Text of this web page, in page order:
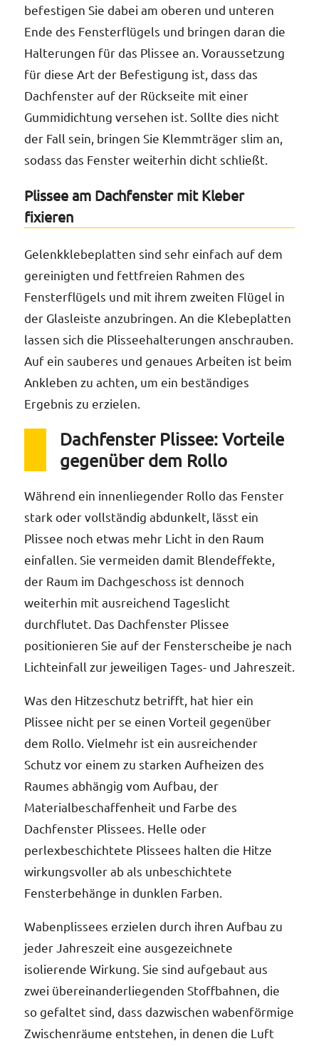
befestigen Sie dabei am oberen und unteren
Ende des Fensterflügels und bringen daran die
Halterungen für das Plissee an. Voraussetzung
für diese Art der Befestigung ist, dass das
Dachfenster auf der Rückseite mit einer
Gummidichtung versehen ist. Sollte dies nicht
der Fall sein, bringen Sie Klemmträger slim an,
sodass das Fenster weiterhin dicht schließt.
Plissee am Dachfenster mit Kleber
fixieren
Gelenkklebeplatten sind sehr einfach auf dem
gereinigten und fettfreien Rahmen des
Fensterflügels und mit ihrem zweiten Flügel in
der Glasleiste anzubringen. An die Klebeplatten
lassen sich die Plisseehalterungen anschrauben.
Auf ein sauberes und genaues Arbeiten ist beim
Ankleben zu achten, um ein beständiges
Ergebnis zu erzielen.
Dachfenster Plissee: Vorteile
gegenüber dem Rollo
Während ein innenliegender Rollo das Fenster
stark oder vollständig abdunkelt, lässt ein
Plissee noch etwas mehr Licht in den Raum
einfallen. Sie vermeiden damit Blendeffekte,
der Raum im Dachgeschoss ist dennoch
weiterhin mit ausreichend Tageslicht
durchflutet. Das Dachfenster Plissee
positionieren Sie auf der Fensterscheibe je nach
Lichteinfall zur jeweiligen Tages- und Jahreszeit.
Was den Hitzeschutz betrifft, hat hier ein
Plissee nicht per se einen Vorteil gegenüber
dem Rollo. Vielmehr ist ein ausreichender
Schutz vor einem zu starken Aufheizen des
Raumes abhängig vom Aufbau, der
Materialbeschaffenheit und Farbe des
Dachfenster Plissees. Helle oder
perlexbeschichtete Plissees halten die Hitze
wirkungsvoller ab als unbeschichtete
Fensterbehänge in dunklen Farben.
Wabenplissees erzielen durch ihren Aufbau zu
jeder Jahreszeit eine ausgezeichnete
isolierende Wirkung. Sie sind aufgebaut aus
zwei übereinanderliegenden Stoffbahnen, die
so gefaltet sind, dass dazwischen wabenförmige
Zwischenräume entstehen, in denen die Luft